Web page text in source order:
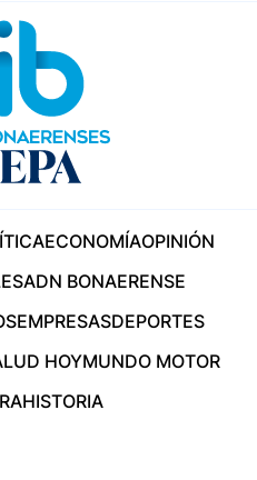
ECONOMÍAOPINIÓN
ADN BONAERENSE
EMPRESASDEPORTES
HOYMUNDO MOTOR
HISTORIA